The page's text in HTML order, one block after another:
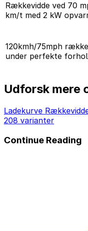
Rækkevidde ved 70
km/t med 2 kW
120kmh/75mph
under perfekte
Udforsk mere
Ladekurve
208 varianter
Continue Reading